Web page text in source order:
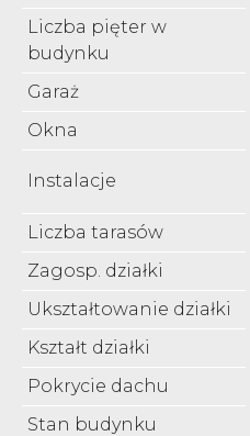
Liczba pięter w
budynku
Garaż
Okna
Instalacje
Liczba tarasów
Zagosp. działki
Ukształtowanie działki
Kształt działki
Pokrycie dachu
Stan budynku